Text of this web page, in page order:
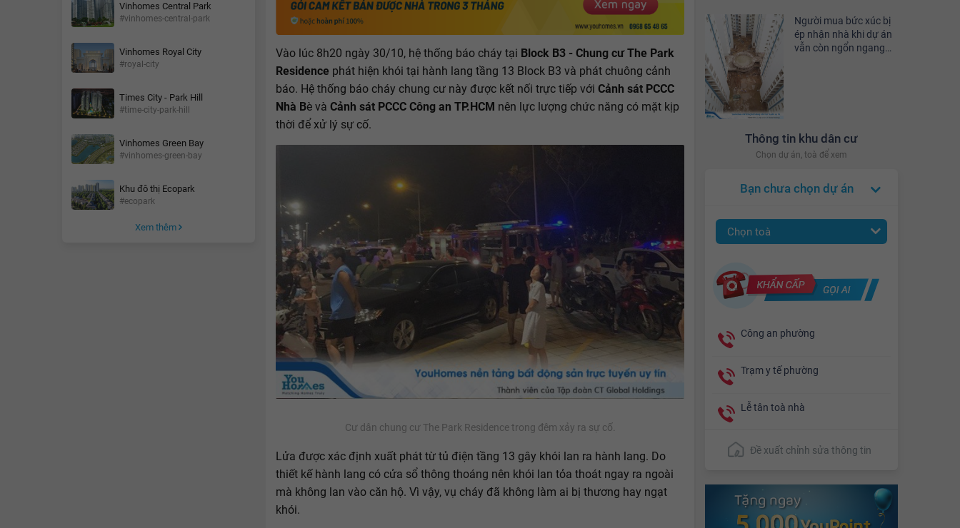
Vinhomes Central Park
#vinhomes-central-park
Vinhomes Royal City
#royal-city
Times City - Park Hill
#time-city-park-hill
Vinhomes Green Bay
#vinhomes-green-bay
Khu đô thị Ecopark
#ecopark
Xem thêm
Người mua bức xúc bị
ép nhận nhà khi dự án
vẫn còn ngổn ngang
Thông tin khu dân cư
Chọn dự án, toà để xem
Bạn chưa chọn dự án
Chọn toà
Công an phường
Trạm y tế phường
Lễ tân toà nhà
Đề xuất chỉnh sửa thông tin
Vào lúc 8h20 ngày 30/10, hệ thống báo cháy tại Block B3 - Chung cư The Park
Residence phát hiện khói tại hành lang tầng 13 Block B3 và phát chuông cảnh
báo. Hệ thống báo cháy chung cư này được kết nối trực tiếp với Cảnh sát PCCC
Nhà Bè và Cảnh sát PCCC Công an TP.HCM nên lực lượng chức năng có mặt kịp
thời để xử lý sự cố.
Cư dân chung cư The Park Residence trong đêm xảy ra sự cố.
Lửa được xác định xuất phát từ tủ điện tầng 13 gây khói lan ra hành lang. Do
thiết kế hành lang có cửa sổ thông thoáng nên khói lan tỏa thoát ngay ra ngoài
mà không lan vào căn hộ. Vì vậy, vụ cháy đã không làm ai bị thương hay ngạt
khói.